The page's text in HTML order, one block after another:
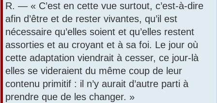
R. — « C’est en cette vue surtout, c’est-à-dire
afin d’être et de rester vivantes, qu’il est
nécessaire qu’elles soient et qu’elles restent
assorties et au croyant et à sa foi. Le jour où
cette adaptation viendrait à cesser, ce jour-là
elles se videraient du même coup de leur
contenu primitif : il n’y aurait d’autre parti à
prendre que de les changer. »